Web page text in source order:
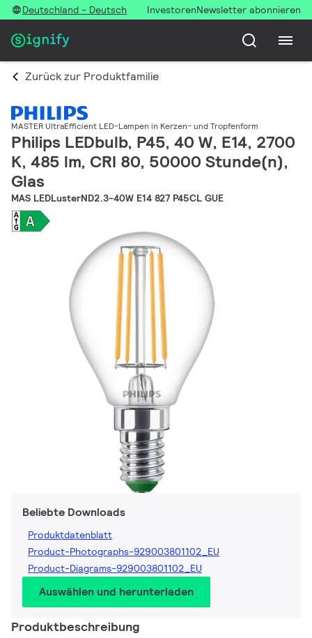
Deutschland - Deutsch InvestorenNewsletter abonnieren
Zurück zur Produktfamilie
MASTER UltraEfficient LED-Lampen in Kerzen- und Tropfenform
Philips LEDbulb, P45, 40 W, E14, 2700
K, 485 lm, CRI 80, 50000 Stunde(n),
Glas
MAS LEDLusterND2.3-40W E14 827 P45CL GUE
Beliebte Downloads
Produktdatenblatt
Product-Photographs-929003801102_EU
Product-Diagrams-929003801102_EU
Auswählen und herunterladen
Produktbeschreibung